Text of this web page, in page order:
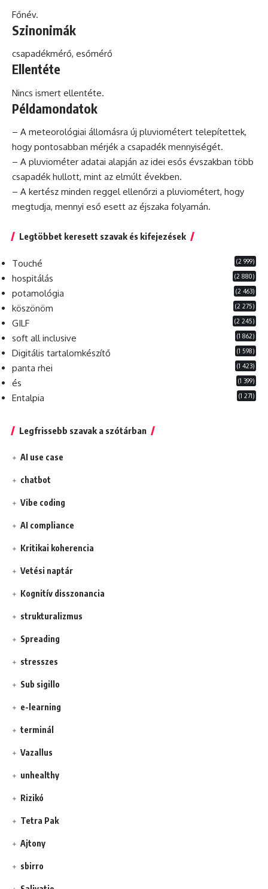
Főnév.
Szinonimák
csapadékmérő, esőmérő
Ellentéte
Nincs ismert ellentéte.
Példamondatok
– A meteorológiai állomásra új pluviométert telepítettek,
hogy pontosabban mérjék a csapadék mennyiségét.
– A pluviométer adatai alapján az idei esős évszakban több
csapadék hullott, mint az elmúlt években.
– A kertész minden reggel ellenőrzi a pluviométert, hogy
megtudja, mennyi eső esett az éjszaka folyamán.
Legtöbbet keresett szavak és kifejezések
Touché (2 999)
hospitálás (2 880)
potamológia (2 463)
köszönöm (2 275)
GILF (2 245)
soft all inclusive (1 862)
Digitális tartalomkészítő (1 598)
panta rhei (1 423)
és (1 399)
Entalpia (1 271)
Legfrissebb szavak a szótárban
AI use case
chatbot
Vibe coding
AI compliance
Kritikai koherencia
Vetési naptár
Kognitív disszonancia
strukturalizmus
Spreading
stresszes
Sub sigillo
e-learning
terminál
Vazallus
unhealthy
Rizikó
Tetra Pak
Ajtony
sbirro